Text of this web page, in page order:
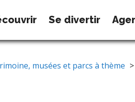
Se divertir
musées et parcs à thème